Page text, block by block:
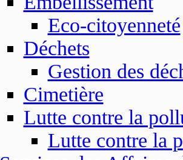
Eco-citoyenneté
Déchets
Gestion des
Cimetière
Lutte contre la
Lutte contre la